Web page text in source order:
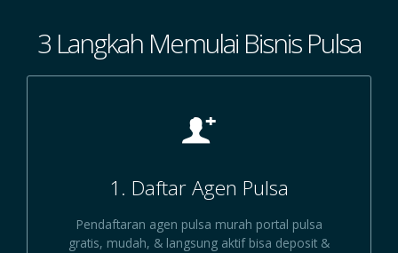
3 Langkah Memulai Bisnis Pulsa
1. Daftar Agen Pulsa
Pendaftaran agen pulsa murah portal pulsa
gratis, mudah, & langsung aktif bisa deposit &